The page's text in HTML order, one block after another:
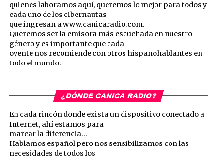
quienes laboramos aquí, queremos lo mejor para todos y
cada uno de los cibernautas
que ingresan a www.canicaradio.com.
Queremos ser la emisora más escuchada en nuestro
género y es importante que cada
oyente nos recomiende con otros hispanohablantes en
todo el mundo.
¿DÓNDE CANICA RADIO?
En cada rincón donde exista un dispositivo conectado a
Internet, ahí estamos para
marcar la diferencia…
Hablamos español pero nos sensibilizamos con las
necesidades de todos los